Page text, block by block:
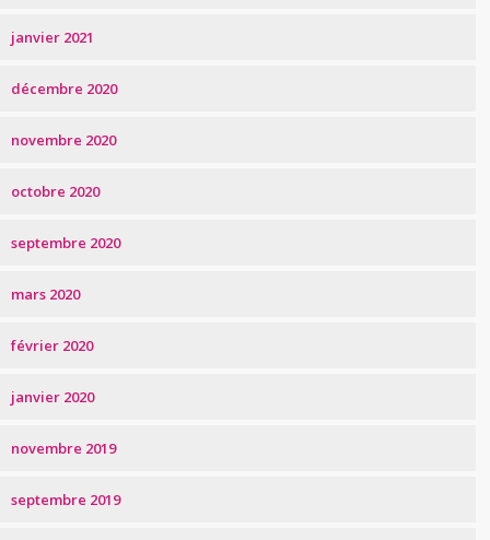
janvier 2021
décembre 2020
novembre 2020
octobre 2020
septembre 2020
mars 2020
février 2020
janvier 2020
novembre 2019
septembre 2019